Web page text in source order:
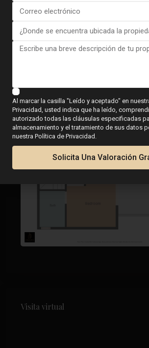
Visita virtual
Al marcar la casilla "Leído y aceptado" en
Privacidad, usted indica que ha leído,
autorizado todas las cláusulas especificadas
almacenamiento y el tratamiento de sus datos
nuestra Política de Privacidad.
Solicita Una Valoración